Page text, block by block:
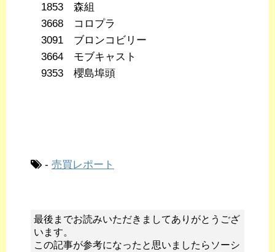
1853 森組
3668 コロプラ
3091 ブロンコビリー
3664 モブキャスト
9353 櫻島埠頭
- 売買レポート
最後までお読みいただきましてありがとうござ
います。
この記事が参考になったと思いましたらソーシ